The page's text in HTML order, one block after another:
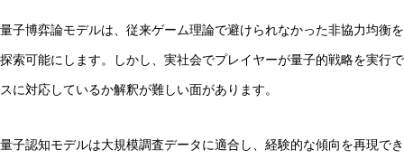
量子博弈論モデルは、従来ゲーム理論で避けられなかった非協力均衡
探索可能にします。しかし、実社会でプレイヤーが量子的戦略を実行
スに対応しているか解釈が難しい面があります。
量子認知モデルは大規模調査データに適合し、経験的な傾向を再現で